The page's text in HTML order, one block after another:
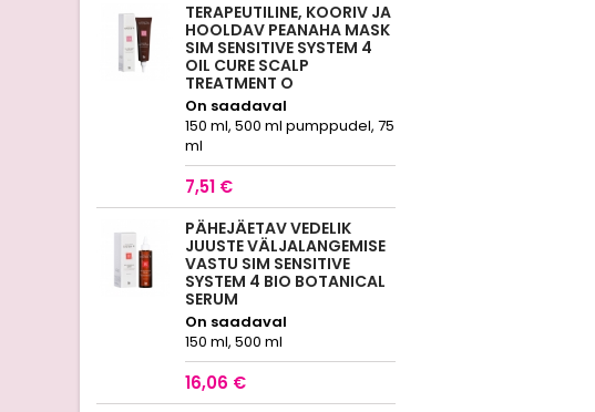
TERAPEUTILINE, KOORIV JA
HOOLDAV PEANAHA MASK
SIM SENSITIVE SYSTEM 4
OIL CURE SCALP
TREATMENT O
On saadaval
150 ml, 500 ml pumppudel, 75
ml
7,51 €
PÄHEJÄETAV VEDELIK
JUUSTE VÄLJALANGEMISE
VASTU SIM SENSITIVE
SYSTEM 4 BIO BOTANICAL
SERUM
On saadaval
150 ml, 500 ml
16,06 €